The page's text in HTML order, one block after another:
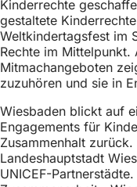
Kinderrechte
gestaltete
Weltkindertagsfest im
Rechte im Mittelpunkt.
Mitmachangeboten
zuzuhören und sie in
Wiesbaden blickt auf
Engagements für
Zusammenhalt
Landeshauptstadt
UNICEF-